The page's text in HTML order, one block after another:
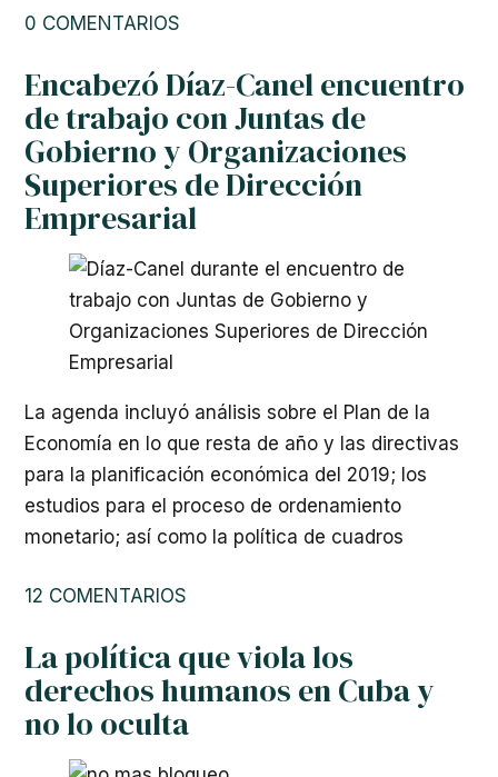
0 COMENTARIOS
Encabezó Díaz-Canel encuentro
de trabajo con Juntas de
Gobierno y Organizaciones
Superiores de Dirección
Empresarial
La agenda incluyó análisis sobre el Plan de la
Economía en lo que resta de año y las directivas
para la planificación económica del 2019; los
estudios para el proceso de ordenamiento
monetario; así como la política de cuadros
12 COMENTARIOS
La política que viola los
derechos humanos en Cuba y
no lo oculta